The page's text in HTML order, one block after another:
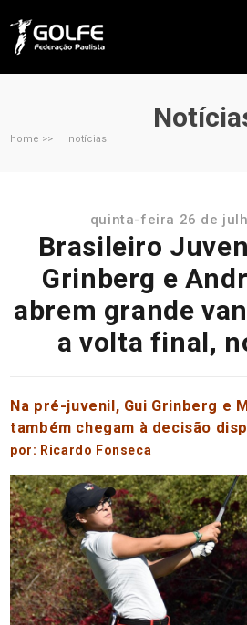
home >> notícias
quinta-feira 26 de
Brasileiro
Grinberg e
abrem grande
a volta final,
Na pré-juvenil, Gui Grinberg e
também chegam à decisão
por: Ricardo Fonseca